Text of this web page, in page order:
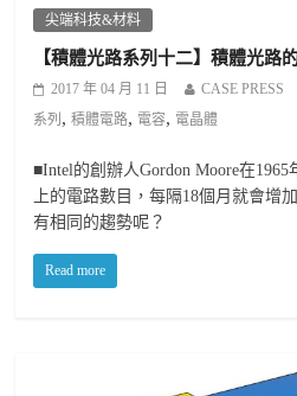
尖端科技&材料
【積體光路系列十二】積體光路
2017 年 04 月 11 日 CASE PRESS
系列 ,積體電路, 電容, 電晶體
■Intel的創辦人Gordon Moore在
上的電路數目，每隔18個月就會增
有相同的趨勢呢？
Read more